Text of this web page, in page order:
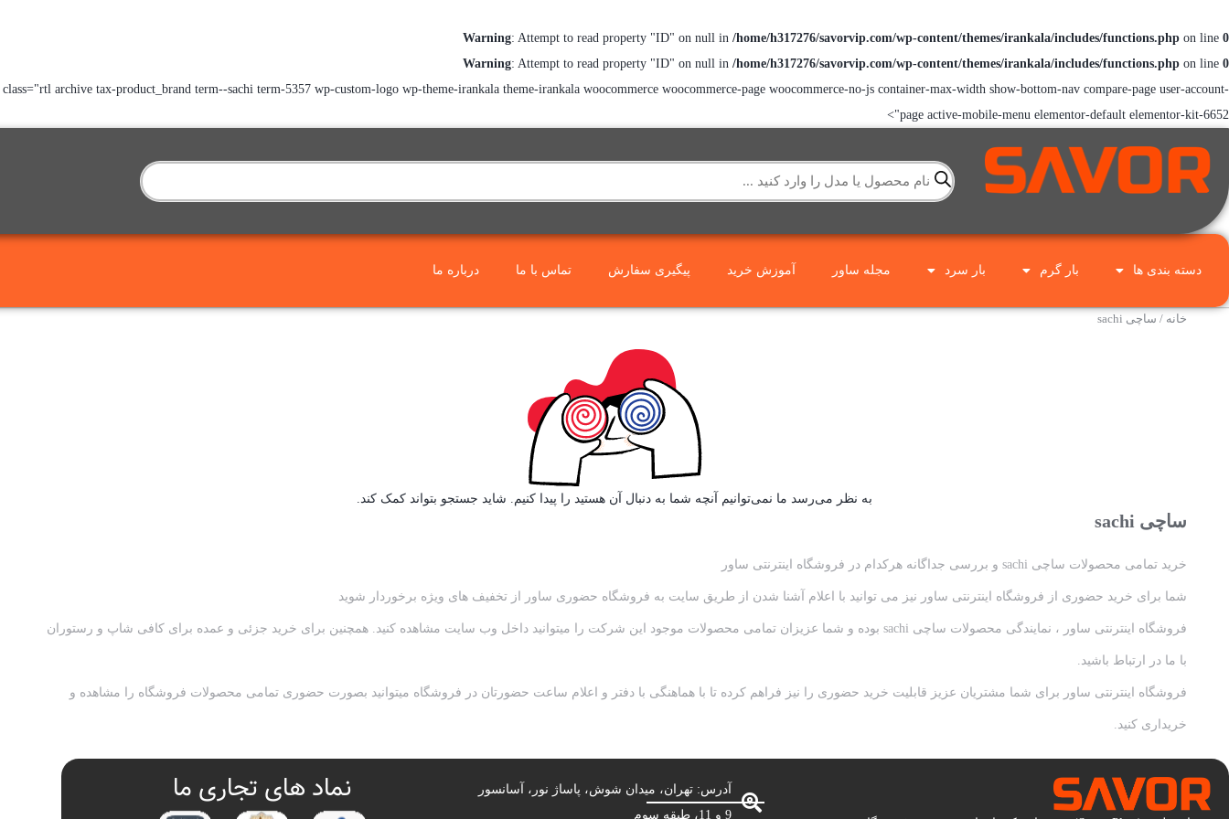
Warning: Attempt to read property "ID" on null in /home/h317276/savorvip.com/wp-content/themes/irankala/includes/functions.php on line 0
Warning: Attempt to read property "ID" on null in /home/h317276/savorvip.com/wp-content/themes/irankala/includes/functions.php on line 0
class="rtl archive tax-product_brand term--sachi term-5357 wp-custom-logo wp-theme-irankala theme-irankala woocommerce woocommerce-page woocommerce-no-js container-max-width show-bottom-nav compare-page user-account-
page active-mobile-menu elementor-default elementor-kit-6652">
دسته بندی ها بار گرم بار سرد مجله ساور آموزش خرید پیگیری سفارش تماس با ما درباره ما
خانه / ساچی sachi
به نظر می‌رسد ما نمی‌توانیم آنچه شما به دنبال آن هستید را پیدا کنیم. شاید جستجو بتواند کمک کند.
ساچی sachi
خرید تمامی محصولات ساچی sachi و بررسی جداگانه هرکدام در فروشگاه اینترنتی ساور
شما برای خرید حضوری از فروشگاه اینترنتی ساور نیز می توانید با اعلام آشنا شدن از طریق سایت به فروشگاه حضوری ساور از تخفیف های ویژه برخوردار شوید
فروشگاه اینترنتی ساور ، نمایندگی محصولات ساچی sachi بوده و شما عزیزان تمامی محصولات موجود این شرکت را میتوانید داخل وب سایت مشاهده کنید. همچنین برای خرید جزئی و عمده برای کافی شاپ و رستوران
با ما در ارتباط باشید.
فروشگاه اینترنتی ساور برای شما مشتریان عزیز قابلیت خرید حضوری را نیز فراهم کرده تا با هماهنگی با دفتر و اعلام ساعت حضورتان در فروشگاه میتوانید بصورت حضوری تمامی محصولات فروشگاه را مشاهده و
خریداری کنید.
آدرس: تهران، میدان شوش، پاساژ نور، آسانسور
9 و 11، طبقه سوم
نماد های تجاری ما